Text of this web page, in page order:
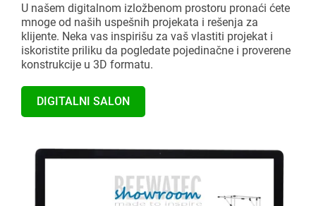
U našem digitalnom izložbenom prostoru pronaći ćete
mnoge od naših uspešnih projekata i rešenja za
klijente. Neka vas inspirišu za vaš vlastiti projekat i
iskoristite priliku da pogledate pojedinačne i proverene
konstrukcije u 3D formatu.
DIGITALNI SALON